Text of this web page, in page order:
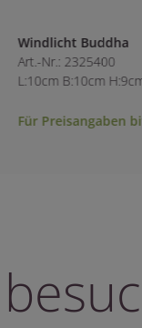
Art.-Nr.:
L:10cm
Für